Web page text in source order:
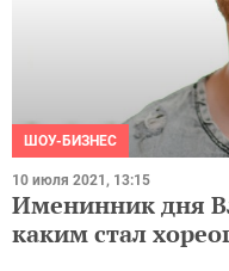
ШОУ-БИЗНЕС
10 июля 2021, 13:15
Именинник дня
каким стал